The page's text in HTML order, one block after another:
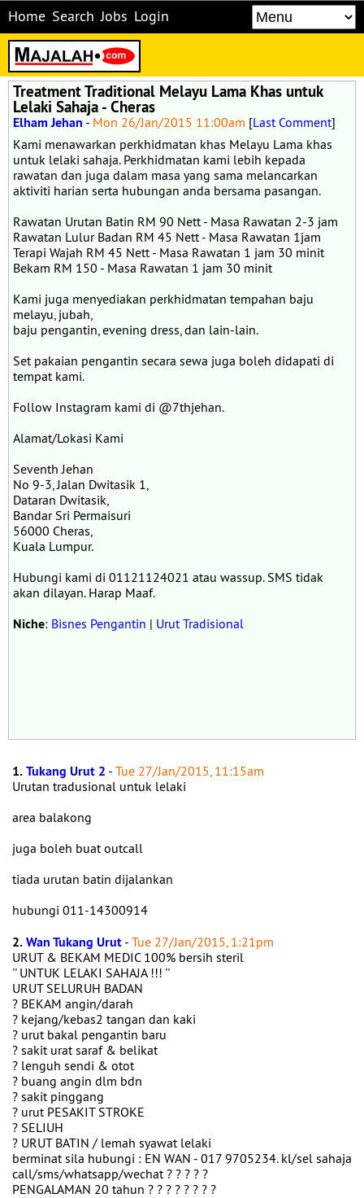
Home Search Jobs Login
Treatment Traditional Melayu Lama Khas untuk
Lelaki Sahaja - Cheras
Elham Jehan - Mon 26/Jan/2015 11:00am [Last Comment]
Kami menawarkan perkhidmatan khas Melayu Lama khas
untuk lelaki sahaja. Perkhidmatan kami lebih kepada
rawatan dan juga dalam masa yang sama melancarkan
aktiviti harian serta hubungan anda bersama pasangan.
Rawatan Urutan Batin RM 90 Nett - Masa Rawatan 2-3 jam
Rawatan Lulur Badan RM 45 Nett - Masa Rawatan 1jam
Terapi Wajah RM 45 Nett - Masa Rawatan 1 jam 30 minit
Bekam RM 150 - Masa Rawatan 1 jam 30 minit
Kami juga menyediakan perkhidmatan tempahan baju
melayu, jubah,
baju pengantin, evening dress, dan lain-lain.
Set pakaian pengantin secara sewa juga boleh didapati di
tempat kami.
Follow Instagram kami di @7thjehan.
Alamat/Lokasi Kami
Seventh Jehan
No 9-3, Jalan Dwitasik 1,
Dataran Dwitasik,
Bandar Sri Permaisuri
56000 Cheras,
Kuala Lumpur.
Hubungi kami di 01121124021 atau wassup. SMS tidak
akan dilayan. Harap Maaf.
Niche: Bisnes Pengantin | Urut Tradisional
1.Tukang Urut 2 - Tue 27/Jan/2015, 11:15am
Urutan tradusional untuk lelaki
area balakong
juga boleh buat outcall
tiada urutan batin dijalankan
hubungi 011-14300914
2.Wan Tukang Urut - Tue 27/Jan/2015, 1:21pm
URUT & BEKAM MEDIC 100% bersih steril
'' UNTUK LELAKI SAHAJA !!! ''
URUT SELURUH BADAN
? BEKAM angin/darah
? kejang/kebas2 tangan dan kaki
? urut bakal pengantin baru
? sakit urat saraf & belikat
? lenguh sendi & otot
? buang angin dlm bdn
? sakit pinggang
? urut PESAKIT STROKE
? SELIUH
? URUT BATIN / lemah syawat lelaki
berminat sila hubungi : EN WAN - 017 9705234. kl/sel sahaja
call/sms/whatsapp/wechat ? ? ? ? ?
PENGALAMAN 20 tahun ? ? ? ? ? ? ? ?